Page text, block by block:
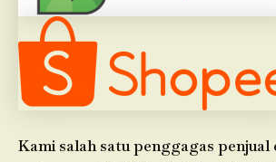
Kami salah satu penggagas penjual